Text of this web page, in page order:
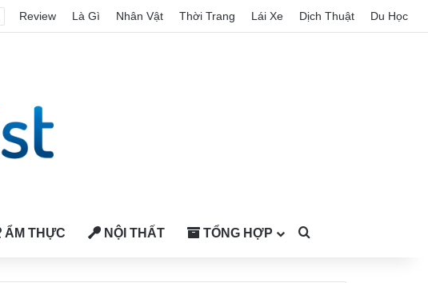
Review Là Gì Nhân Vật Thời Trang Lái Xe Dịch Thuật Du Học
ẨM THỰC NỘI THẤT TỔNG HỢP